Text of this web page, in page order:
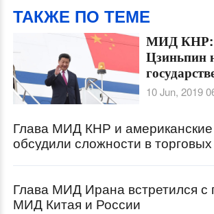
ТАКЖЕ ПО ТЕМЕ
МИД
Цзиньпин
в
10 Jun, 2019
Глава МИД КНР и
обсудили сложности в
Глава МИД Ирана встретился с
МИД Китая и России